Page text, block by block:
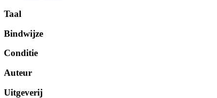
Taal
Bindwijze
Conditie
Auteur
Uitgeverij